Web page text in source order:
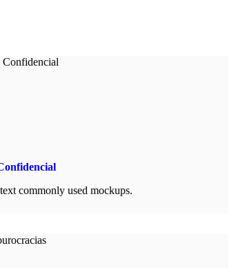
commonly used mockups.